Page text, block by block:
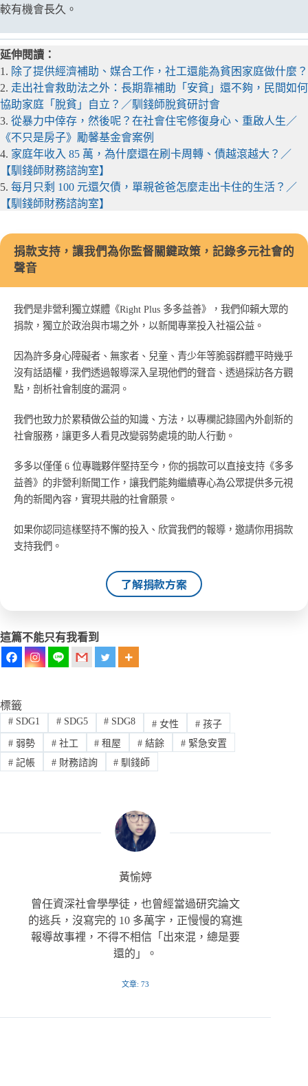
較有機會長久。
延伸閱讀：
1. 除了提供經濟補助、媒合工作，社工還能為貧困家庭做什麼？
2. 走出社會救助法之外：長期靠補助「安貧」還不夠，民間如何
協助家庭「脫貧」自立？／馴錢師脫貧研討會
3. 從暴力中倖存，然後呢？在社會住宅修復身心、重啟人生／
《不只是房子》勵馨基金會案例
4. 家庭年收入 85 萬，為什麼還在刷卡周轉、債越滾越大？／
【馴錢師財務諮詢室】
5. 每月只剩 100 元還欠債，單親爸爸怎麼走出卡住的生活？／
【馴錢師財務諮詢室】
捐款支持，讓我們為你監督關鍵政策，記錄多元社會的
聲音
我們是非營利獨立媒體《Right Plus 多多益善》，我們仰賴大眾的
捐款，獨立於政治與市場之外，以新聞專業投入社福公益。
因為許多身心障礙者、無家者、兒童、青少年等脆弱群體平時幾乎
沒有話語權，我們透過報導深入呈現他們的聲音、透過採訪各方觀
點，剖析社會制度的漏洞。
我們也致力於累積做公益的知識、方法，以專欄記錄國內外創新的
社會服務，讓更多人看見改變弱勢處境的助人行動。
多多以僅僅 6 位專職夥伴堅持至今，你的捐款可以直接支持《多多
益善》的非營利新聞工作，讓我們能夠繼續專心為公眾提供多元視
角的新聞內容，實現共融的社會願景。
如果你認同這樣堅持不懈的投入、欣賞我們的報導，邀請你用捐款
支持我們。
了解捐款方案
這篇不能只有我看到
標籤
#SDG1 #SDG5 # SDG8 # 女性 # 孩子
#弱勢 #社工 # 租屋 # 結餘 # 緊急安置
#記帳 #財務諮詢 # 馴錢師
黃愉婷
曾任資深社會學學徒，也曾經當過研究論文
的逃兵，沒寫完的 10 多萬字，正慢慢的寫進
報導故事裡，不得不相信「出來混，總是要
還的」。
文章: 73